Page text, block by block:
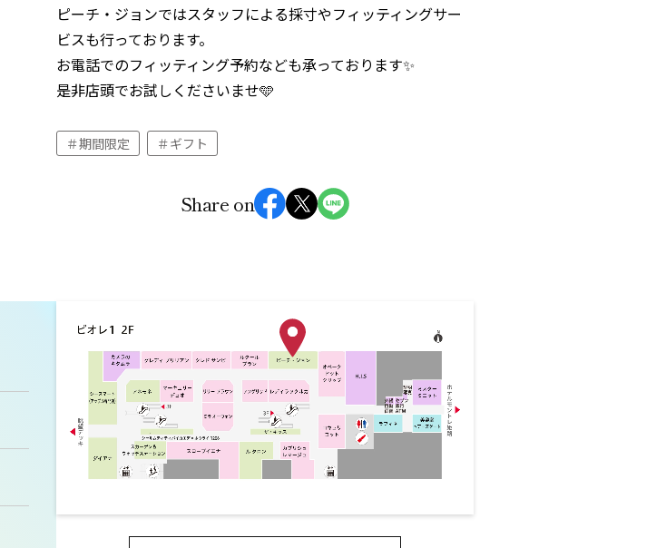
ピーチ・ジョンではスタッフによる採寸やフィッティングサー
ビスも行っております。
お電話でのフィッティング予約なども承っております✨
是非店頭でお試しくださいませ🩵
期間限定 ギフト
Share on